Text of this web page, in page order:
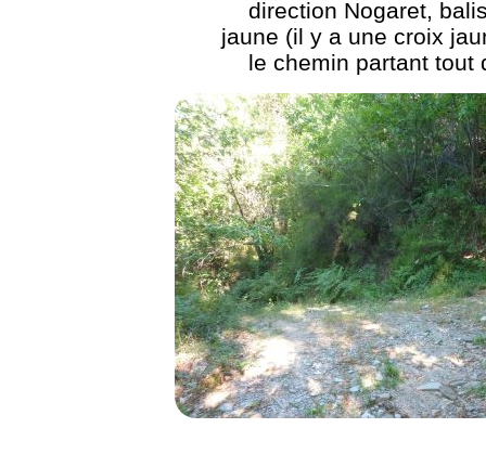
direction Nogaret,
jaune (il y a une croix
le chemin partant tout